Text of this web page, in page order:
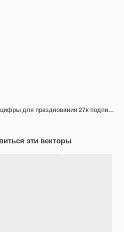
очень тонкие розовые цифры для празднования 27к подписчиков.
эти векторы